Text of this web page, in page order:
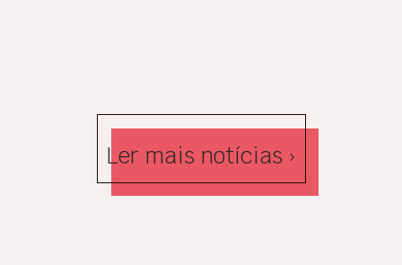
Ler mais notícias ›